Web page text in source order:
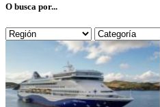
O busca por...